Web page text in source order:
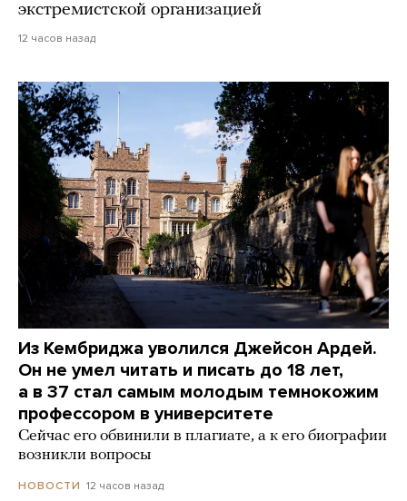
экстремистской организацией
12 часов назад
Из Кембриджа уволился Джейсон Ардей.
Он не умел читать и писать до 18 лет,
а в 37 стал самым молодым темнокожим
профессором в университете
Сейчас его обвинили в плагиате, а к его биографии
возникли вопросы
НОВОСТИ 12 часов назад